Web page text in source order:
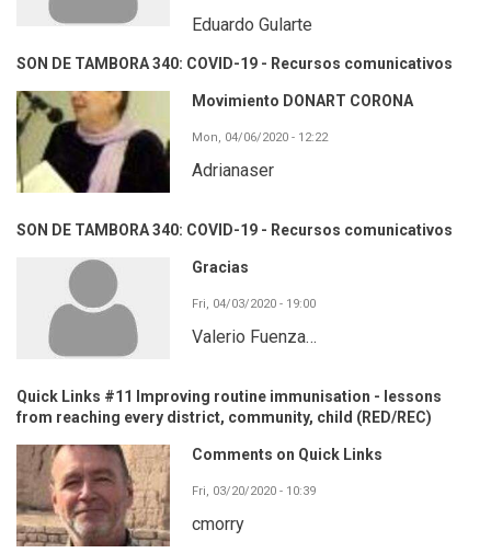
Eduardo Gularte
SON DE TAMBORA 340: COVID-19 - Recursos comunicativos
Movimiento DONART CORONA
Mon, 04/06/2020 - 12:22
Adrianaser
SON DE TAMBORA 340: COVID-19 - Recursos comunicativos
Gracias
Fri, 04/03/2020 - 19:00
Valerio Fuenza…
Quick Links #11 Improving routine immunisation - lessons
from reaching every district, community, child (RED/REC)
Comments on Quick Links
Fri, 03/20/2020 - 10:39
cmorry